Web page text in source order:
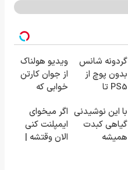
گردونه شانس
بدون پوچ از
PS5 تا
کوین 🔥
ویدیو هولناک
از جوان کارتن
خوابی که
آموزش رایگان با این نوشیدنی
گیاهی کبدت
همیشه
اگر میخوای
ایمپلنت کنی
الان وقتشه |